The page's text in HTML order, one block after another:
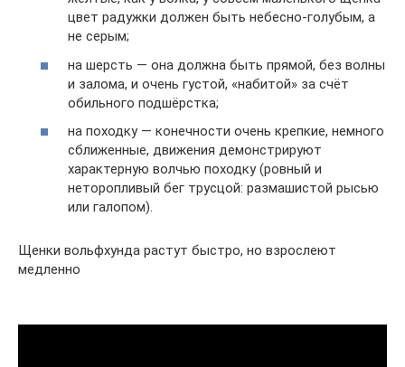
цвет радужки должен быть небесно-голубым, а
не серым;
на шерсть — она должна быть прямой, без волны
и залома, и очень густой, «набитой» за счёт
обильного подшёрстка;
на походку — конечности очень крепкие, немного
сближенные, движения демонстрируют
характерную волчью походку (ровный и
неторопливый бег трусцой: размашистой рысью
или галопом).
Щенки вольфхунда растут быстро, но взрослеют
медленно